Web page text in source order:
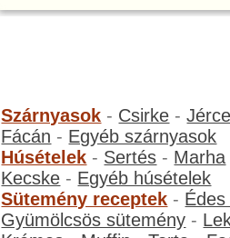
Szárnyasok - Csirke -
Fácán - Egyéb szárnyasok
Húsételek - Sertés - Marha
Kecske - Egyéb húsételek
Sütemény receptek -
Gyümölcsös sütemény -